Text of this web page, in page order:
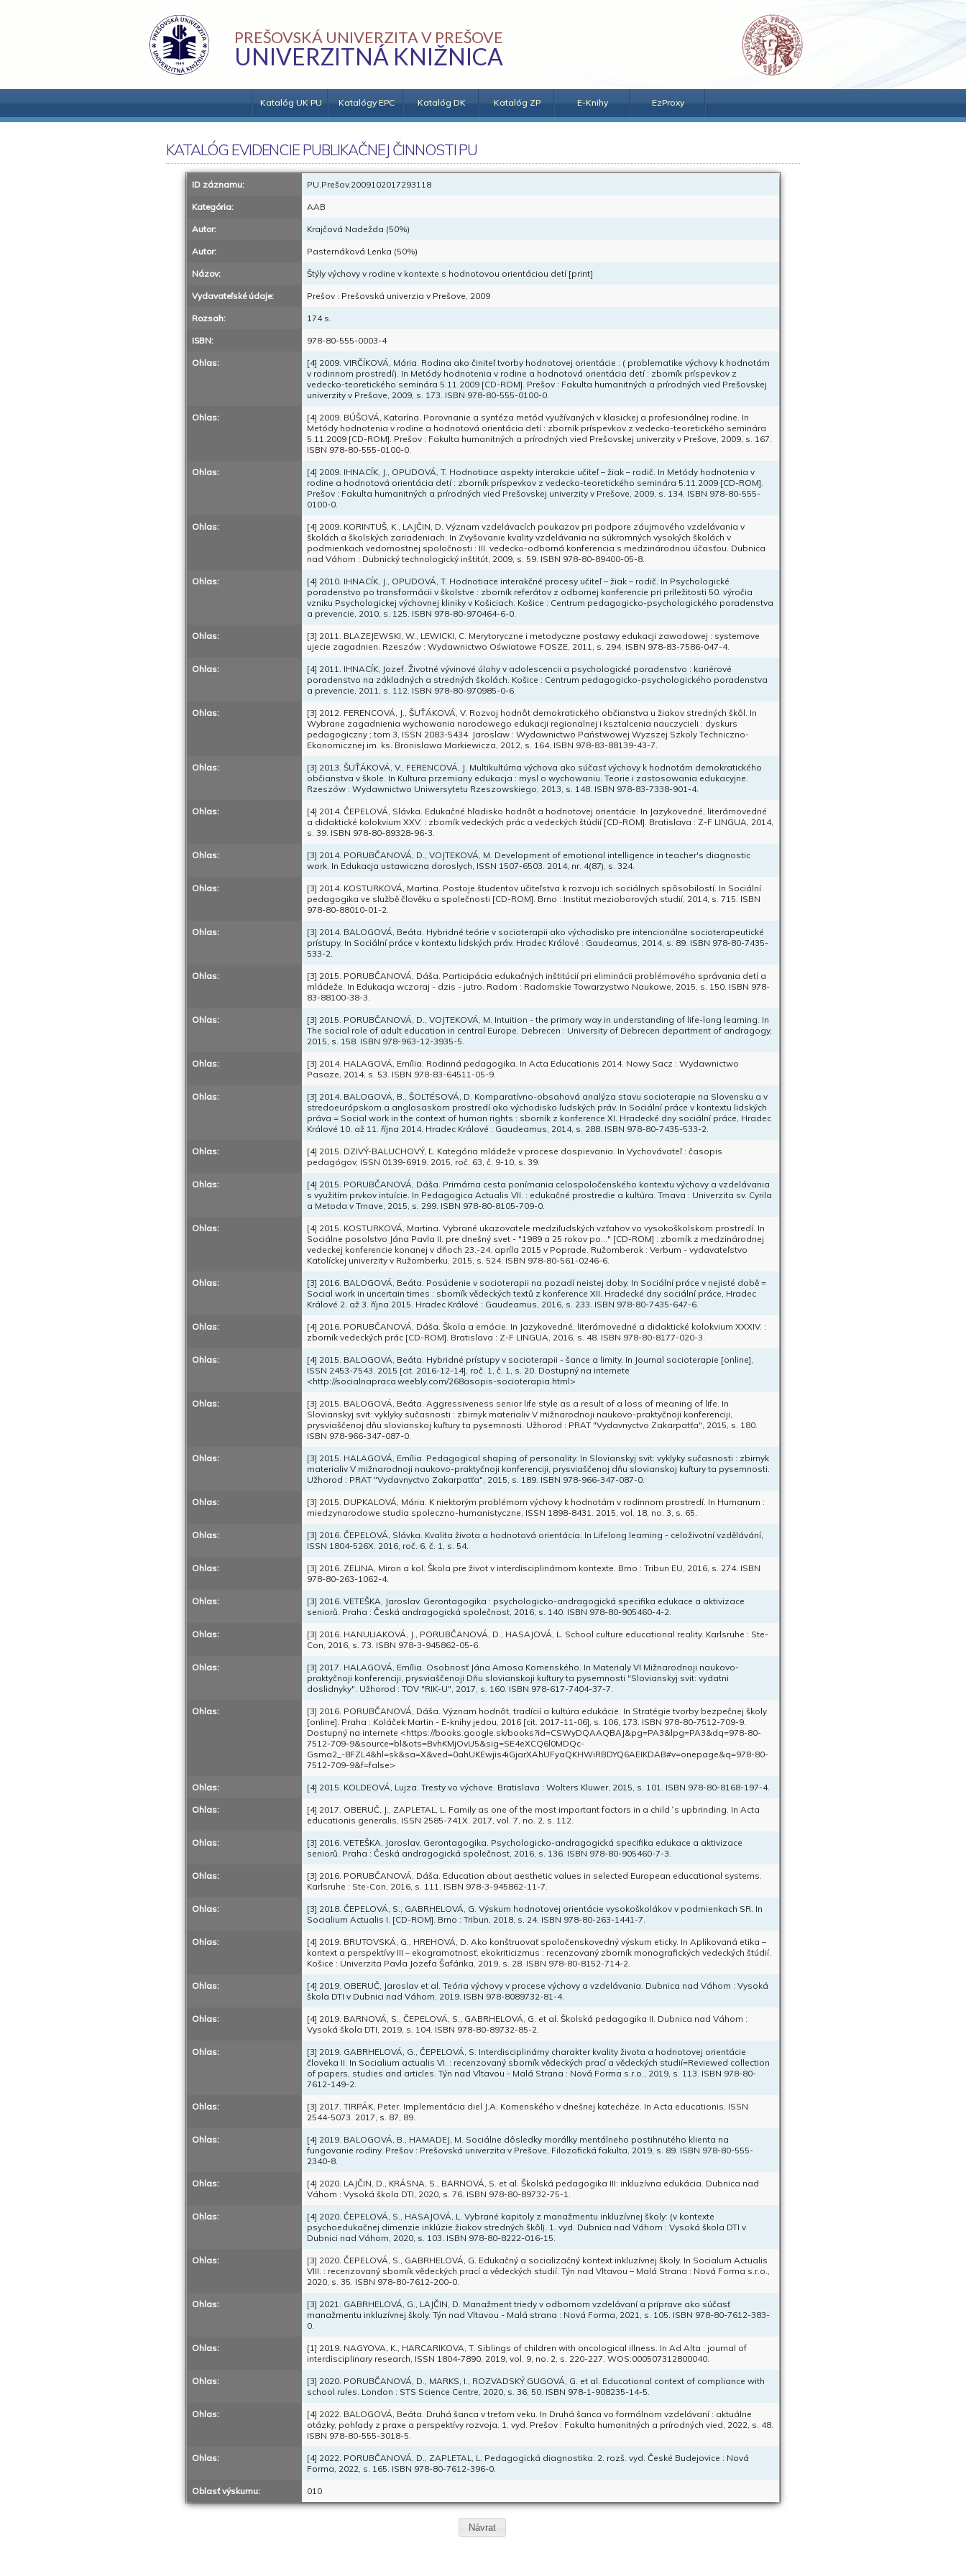
PREŠOVSKÁ UNIVERZITA V PREŠOVE
UNIVERZITNÁ KNIŽNICA
Katalóg UK PU Katalógy EPC Katalóg DK Katalóg ZP E-Knihy EzProxy
KATALÓG EVIDENCIE PUBLIKAČNEJ ČINNOSTI PU
ID záznamu: PU.Prešov.2009102017293118
Kategória: AAB
Autor: Krajčová Nadežda (50%)
Autor: Pasternáková Lenka (50%)
Názov: Štýly výchovy v rodine v kontexte s hodnotovou orientáciou detí [print]
Vydavateľské údaje: Prešov : Prešovská univerzia v Prešove, 2009
Rozsah: 174 s.
ISBN: 978-80-555-0003-4
Ohlas:
[4] 2009. VIRČÍKOVÁ, Mária. Rodina ako činiteľ tvorby hodnotovej orientácie : ( problematike výchovy k hodnotám
v rodinnom prostredí). In Metódy hodnotenia v rodine a hodnotová orientácia detí : zborník príspevkov z
vedecko-teoretického seminára 5.11.2009 [CD-ROM]. Prešov : Fakulta humanitných a prírodných vied Prešovskej
univerzity v Prešove, 2009, s. 173. ISBN 978-80-555-0100-0.
Ohlas:
[4] 2009. BÚŠOVÁ, Katarína. Porovnanie a syntéza metód využívaných v klasickej a profesionálnej rodine. In
Metódy hodnotenia v rodine a hodnotová orientácia detí : zborník príspevkov z vedecko-teoretického seminára
5.11.2009 [CD-ROM]. Prešov : Fakulta humanitných a prírodných vied Prešovskej univerzity v Prešove, 2009, s. 167.
ISBN 978-80-555-0100-0.
Ohlas:
[4] 2009. IHNACÍK, J., OPUDOVÁ, T. Hodnotiace aspekty interakcie učiteľ – žiak – rodič. In Metódy hodnotenia v
rodine a hodnotová orientácia detí : zborník príspevkov z vedecko-teoretického seminára 5.11.2009 [CD-ROM].
Prešov : Fakulta humanitných a prírodných vied Prešovskej univerzity v Prešove, 2009, s. 134. ISBN 978-80-555-
0100-0.
Ohlas:
[4] 2009. KORINTUŠ, K., LAJČIN, D. Význam vzdelávacích poukazov pri podpore záujmového vzdelávania v
školách a školských zariadeniach. In Zvyšovanie kvality vzdelávania na súkromných vysokých školách v
podmienkach vedomostnej spoločnosti : III. vedecko-odborná konferencia s medzinárodnou účasťou. Dubnica
nad Váhom : Dubnický technologický inštitút, 2009, s. 59. ISBN 978-80-89400-05-8.
Ohlas:
[4] 2010. IHNACÍK, J., OPUDOVÁ, T. Hodnotiace interakčné procesy učiteľ – žiak – rodič. In Psychologické
poradenstvo po transformácii v školstve : zborník referátov z odbornej konferencie pri príležitosti 50. výročia
vzniku Psychologickej výchovnej kliniky v Košiciach. Košice : Centrum pedagogicko-psychologického poradenstva
a prevencie, 2010, s. 125. ISBN 978-80-970464-6-0.
Ohlas:
[3] 2011. BLAZEJEWSKI, W., LEWICKI, C. Merytoryczne i metodyczne postawy edukacji zawodowej : systemove
ujecie zagadnien. Rzeszów : Wydawnictwo Oświatowe FOSZE, 2011, s. 294. ISBN 978-83-7586-047-4.
Ohlas:
[4] 2011. IHNACÍK, Jozef. Životné vývinové úlohy v adolescencii a psychologické poradenstvo : kariérové
poradenstvo na základných a stredných školách. Košice : Centrum pedagogicko-psychologického poradenstva
a prevencie, 2011, s. 112. ISBN 978-80-970985-0-6.
Ohlas:
[3] 2012. FERENCOVÁ, J., ŠUŤÁKOVÁ, V. Rozvoj hodnôt demokratického občianstva u žiakov stredných škôl. In
Wybrane zagadnienia wychowania narodowego edukacji regionalnej i ksztalcenia nauczycieli : dyskurs
pedagogiczny ; tom 3, ISSN 2083-5434. Jaroslaw : Wydawnictwo Państwowej Wyzszej Szkoly Techniczno-
Ekonomicznej im. ks. Bronislawa Markiewicza, 2012, s. 164. ISBN 978-83-88139-43-7.
Ohlas:
[3] 2013. ŠUŤÁKOVÁ, V., FERENCOVÁ, J. Multikultúrna výchova ako súčasť výchovy k hodnotám demokratického
občianstva v škole. In Kultura przemiany edukacja : mysl o wychowaniu. Teorie i zastosowania edukacyjne.
Rzeszów : Wydawnictwo Uniwersytetu Rzeszowskiego, 2013, s. 148. ISBN 978-83-7338-901-4.
Ohlas:
[4] 2014. ČEPELOVÁ, Slávka. Edukačné hľadisko hodnôt a hodnotovej orientácie. In Jazykovedné, literárnovedné
a didaktické kolokvium XXV. : zborník vedeckých prác a vedeckých štúdií [CD-ROM]. Bratislava : Z-F LINGUA, 2014,
s. 39. ISBN 978-80-89328-96-3.
Ohlas:
[3] 2014. PORUBČANOVÁ, D., VOJTEKOVÁ, M. Development of emotional intelligence in teacher's diagnostic
work. In Edukacja ustawiczna doroslych, ISSN 1507-6503. 2014, nr. 4(87), s. 324.
Ohlas:
[3] 2014. KOSTURKOVÁ, Martina. Postoje študentov učiteľstva k rozvoju ich sociálnych spôsobilostí. In Sociální
pedagogika ve službě člověku a společnosti [CD-ROM]. Brno : Institut mezioborových studií, 2014, s. 715. ISBN
978-80-88010-01-2.
Ohlas:
[3] 2014. BALOGOVÁ, Beáta. Hybridné teórie v socioterapii ako východisko pre intencionálne socioterapeutické
prístupy. In Sociální práce v kontextu lidských práv. Hradec Králové : Gaudeamus, 2014, s. 89. ISBN 978-80-7435-
533-2.
Ohlas:
[3] 2015. PORUBČANOVÁ, Dáša. Participácia edukačných inštitúcií pri eliminácii problémového správania detí a
mládeže. In Edukacja wczoraj - dzis - jutro. Radom : Radomskie Towarzystwo Naukowe, 2015, s. 150. ISBN 978-
83-88100-38-3.
Ohlas:
[3] 2015. PORUBČANOVÁ, D., VOJTEKOVÁ, M. Intuition - the primary way in understanding of life-long learning. In
The social role of adult education in central Europe. Debrecen : University of Debrecen department of andragogy,
2015, s. 158. ISBN 978-963-12-3935-5.
Ohlas:
[3] 2014. HALAGOVÁ, Emília. Rodinná pedagogika. In Acta Educationis 2014. Nowy Sacz : Wydawnictwo
Pasaze, 2014, s. 53. ISBN 978-83-64511-05-9.
Ohlas:
[3] 2014. BALOGOVÁ, B., ŠOLTÉSOVÁ, D. Komparatívno-obsahová analýza stavu socioterapie na Slovensku a v
stredoeurópskom a anglosaskom prostredí ako východisko ľudských práv. In Sociální práce v kontextu lidských
práva = Social work in the context of human rights : sborník z konference XI. Hradecké dny sociální práce, Hradec
Králové 10. až 11. října 2014. Hradec Králové : Gaudeamus, 2014, s. 288. ISBN 978-80-7435-533-2.
Ohlas:
[4] 2015. DZIVÝ-BALUCHOVÝ, Ľ. Kategória mládeže v procese dospievania. In Vychovávateľ : časopis
pedagógov, ISSN 0139-6919. 2015, roč. 63, č. 9-10, s. 39.
Ohlas:
[4] 2015. PORUBČANOVÁ, Dáša. Primárna cesta ponímania celospoločenského kontextu výchovy a vzdelávania
s využitím prvkov intuície. In Pedagogica Actualis VII. : edukačné prostredie a kultúra. Trnava : Univerzita sv. Cyrila
a Metoda v Trnave, 2015, s. 299. ISBN 978-80-8105-709-0.
Ohlas:
[4] 2015. KOSTURKOVÁ, Martina. Vybrané ukazovatele medziľudských vzťahov vo vysokoškolskom prostredí. In
Sociálne posolstvo Jána Pavla II. pre dnešný svet - "1989 a 25 rokov po..." [CD-ROM] : zborník z medzinárodnej
vedeckej konferencie konanej v dňoch 23.-24. apríla 2015 v Poprade. Ružomberok : Verbum - vydavateľstvo
Katolíckej univerzity v Ružomberku, 2015, s. 524. ISBN 978-80-561-0246-6.
Ohlas:
[3] 2016. BALOGOVÁ, Beáta. Posúdenie v socioterapii na pozadí neistej doby. In Sociální práce v nejisté době =
Social work in uncertain times : sborník vědeckých textů z konference XII. Hradecké dny sociální práce, Hradec
Králové 2. až 3. října 2015. Hradec Králové : Gaudeamus, 2016, s. 233. ISBN 978-80-7435-647-6.
Ohlas:
[4] 2016. PORUBČANOVÁ, Dáša. Škola a emócie. In Jazykovedné, literárnovedné a didaktické kolokvium XXXIV. :
zborník vedeckých prác [CD-ROM]. Bratislava : Z-F LINGUA, 2016, s. 48. ISBN 978-80-8177-020-3.
Ohlas:
[4] 2015. BALOGOVÁ, Beáta. Hybridné prístupy v socioterapii - šance a limity. In Journal socioterapie [online],
ISSN 2453-7543. 2015 [cit. 2016-12-14], roč. 1, č. 1, s. 20. Dostupný na internete
<http://socialnapraca.weebly.com/268asopis-socioterapia.html>
Ohlas:
[3] 2015. BALOGOVÁ, Beáta. Aggressiveness senior life style as a result of a loss of meaning of life. In
Slovianskyj svit: vyklyky sučasnosti : zbirnyk materialiv V mižnarodnoji naukovo-praktyčnoji konferenciji,
prysviaščenoj dňu slovianskoj kuľtury ta pysemnosti. Užhorod : PRAT "Vydavnyctvo Zakarpatťa", 2015, s. 180.
ISBN 978-966-347-087-0.
Ohlas:
[3] 2015. HALAGOVÁ, Emília. Pedagogical shaping of personality. In Slovianskyj svit: vyklyky sučasnosti : zbirnyk
materialiv V mižnarodnoji naukovo-praktyčnoji konferenciji, prysviaščenoj dňu slovianskoj kuľtury ta pysemnosti.
Užhorod : PRAT "Vydavnyctvo Zakarpatťa", 2015, s. 189. ISBN 978-966-347-087-0.
Ohlas:
[3] 2015. DUPKALOVÁ, Mária. K niektorým problémom výchovy k hodnotám v rodinnom prostredí. In Humanum :
miedzynarodowe studia spoleczno-humanistyczne, ISSN 1898-8431. 2015, vol. 18, no. 3, s. 65.
Ohlas:
[3] 2016. ČEPELOVÁ, Slávka. Kvalita života a hodnotová orientácia. In Lifelong learning - celoživotní vzdělávání,
ISSN 1804-526X. 2016, roč. 6, č. 1, s. 54.
Ohlas:
[3] 2016. ZELINA, Miron a kol. Škola pre život v interdisciplinárnom kontexte. Brno : Tribun EU, 2016, s. 274. ISBN
978-80-263-1062-4.
Ohlas:
[3] 2016. VETEŠKA, Jaroslav. Gerontagogika : psychologicko-andragogická specifika edukace a aktivizace
seniorů. Praha : Česká andragogická společnost, 2016, s. 140. ISBN 978-80-905460-4-2.
Ohlas:
[3] 2016. HANULIAKOVÁ, J., PORUBČANOVÁ, D., HASAJOVÁ, L. School culture educational reality. Karlsruhe : Ste-
Con, 2016, s. 73. ISBN 978-3-945862-05-6.
Ohlas:
[3] 2017. HALAGOVÁ, Emília. Osobnosť Jána Amosa Komenského. In Materialy VI Mižnarodnoji naukovo-
praktyčnoji konferenciji, prysviaščenoji Dňu slovianskoji kuľtury ta pysemnosti "Slovianskyj svit: vydatni
doslidnyky". Užhorod : TOV "RIK-U", 2017, s. 160. ISBN 978-617-7404-37-7.
Ohlas:
[3] 2016. PORUBČANOVÁ, Dáša. Význam hodnôt, tradícií a kultúra edukácie. In Stratégie tvorby bezpečnej školy
[online]. Praha : Koláček Martin - E-knihy jedou, 2016 [cit. 2017-11-06], s. 106, 173. ISBN 978-80-7512-709-9.
Dostupný na internete <https://books.google.sk/books?id=CSWyDQAAQBAJ&pg=PA3&lpg=PA3&dq=978-80-
7512-709-9&source=bl&ots=BvhKMjOvU5&sig=SE4eXCQ6l0MDQc-
Gsma2_-8FZL4&hl=sk&sa=X&ved=0ahUKEwjis4iGjarXAhUFyaQKHWiRBDYQ6AEIKDAB#v=onepage&q=978-80-
7512-709-9&f=false>
Ohlas: [4] 2015. KOLDEOVÁ, Lujza. Tresty vo výchove. Bratislava : Wolters Kluwer, 2015, s. 101. ISBN 978-80-8168-197-4.
Ohlas:
[4] 2017. OBERUČ, J., ZAPLETAL, L. Family as one of the most important factors in a child´s upbrinding. In Acta
educationis generalis, ISSN 2585-741X. 2017, vol. 7, no. 2, s. 112.
Ohlas:
[3] 2016. VETEŠKA, Jaroslav. Gerontagogika. Psychologicko-andragogická specifika edukace a aktivizace
seniorů. Praha : Česká andragogická společnost, 2016, s. 136. ISBN 978-80-905460-7-3.
Ohlas:
[3] 2016. PORUBČANOVÁ, Dáša. Education about aesthetic values in selected European educational systems.
Karlsruhe : Ste-Con, 2016, s. 111. ISBN 978-3-945862-11-7.
Ohlas:
[3] 2018. ČEPELOVÁ, S., GABRHELOVÁ, G. Výskum hodnotovej orientácie vysokoškolákov v podmienkach SR. In
Socialium Actualis I. [CD-ROM]. Brno : Tribun, 2018, s. 24. ISBN 978-80-263-1441-7.
Ohlas:
[4] 2019. BRUTOVSKÁ, G., HREHOVÁ, D. Ako konštruovať spoločenskovedný výskum eticky. In Aplikovaná etika –
kontext a perspektívy III – ekogramotnosť, ekokriticizmus : recenzovaný zborník monografických vedeckých štúdií.
Košice : Univerzita Pavla Jozefa Šafárika, 2019, s. 28. ISBN 978-80-8152-714-2.
Ohlas:
[4] 2019. OBERUČ, Jaroslav et al. Teória výchovy v procese výchovy a vzdelávania. Dubnica nad Váhom : Vysoká
škola DTI v Dubnici nad Váhom, 2019. ISBN 978-8089732-81-4.
Ohlas:
[4] 2019. BARNOVÁ, S., ČEPELOVÁ, S., GABRHELOVÁ, G. et al. Školská pedagogika II. Dubnica nad Váhom :
Vysoká škola DTI, 2019, s. 104. ISBN 978-80-89732-85-2.
Ohlas:
[3] 2019. GABRHELOVÁ, G., ČEPELOVÁ, S. Interdisciplinárny charakter kvality života a hodnotovej orientácie
človeka II. In Socialium actualis VI. : recenzovaný sborník vědeckých prací a vědeckých studií=Reviewed collection
of papers, studies and articles. Týn nad Vltavou - Malá Strana : Nová Forma s.r.o., 2019, s. 113. ISBN 978-80-
7612-149-2.
Ohlas:
[3] 2017. TIRPÁK, Peter. Implementácia diel J.A. Komenského v dnešnej katechéze. In Acta educationis, ISSN
2544-5073. 2017, s. 87, 89.
Ohlas:
[4] 2019. BALOGOVÁ, B., HAMADEJ, M. Sociálne dôsledky morálky mentálneho postihnutého klienta na
fungovanie rodiny. Prešov : Prešovská univerzita v Prešove, Filozofická fakulta, 2019, s. 89. ISBN 978-80-555-
2340-8.
Ohlas:
[4] 2020. LAJČIN, D., KRÁSNA, S., BARNOVÁ, S. et al. Školská pedagogika III: inkluzívna edukácia. Dubnica nad
Váhom : Vysoká škola DTI, 2020, s. 76. ISBN 978-80-89732-75-1.
Ohlas:
[4] 2020. ČEPELOVÁ, S., HASAJOVÁ, L. Vybrané kapitoly z manažmentu inkluzívnej školy: (v kontexte
psychoedukačnej dimenzie inklúzie žiakov stredných škôl). 1. vyd. Dubnica nad Váhom : Vysoká škola DTI v
Dubnici nad Váhom, 2020, s. 103. ISBN 978-80-8222-016-15.
Ohlas:
[3] 2020. ČEPELOVÁ, S., GABRHELOVÁ, G. Edukačný a socializačný kontext inkluzívnej školy. In Socialum Actualis
VIII. : recenzovaný sborník vědeckých prací a vědeckých studií. Týn nad Vltavou – Malá Strana : Nová Forma s.r.o.,
2020, s. 35. ISBN 978-80-7612-200-0.
Ohlas:
[3] 2021. GABRHELOVÁ, G., LAJČIN, D. Manažment triedy v odbornom vzdelávaní a príprave ako súčasť
manažmentu inkluzívnej školy. Týn nad Vltavou - Malá strana : Nová Forma, 2021, s. 105. ISBN 978-80-7612-383-
0.
Ohlas:
[1] 2019. NAGYOVA, K., HARCARIKOVA, T. Siblings of children with oncological illness. In Ad Alta : journal of
interdisciplinary research, ISSN 1804-7890. 2019, vol. 9, no. 2, s. 220-227. WOS:000507312800040.
Ohlas:
[3] 2020. PORUBČANOVÁ, D., MARKS, I., ROZVADSKÝ GUGOVÁ, G. et al. Educational context of compliance with
school rules. London : STS Science Centre, 2020, s. 36, 50. ISBN 978-1-908235-14-5.
Ohlas:
[4] 2022. BALOGOVÁ, Beáta. Druhá šanca v treťom veku. In Druhá šanca vo formálnom vzdelávaní : aktuálne
otázky, pohľady z praxe a perspektívy rozvoja. 1. vyd. Prešov : Fakulta humanitných a prírodných vied, 2022, s. 48.
ISBN 978-80-555-3018-5.
Ohlas:
[4] 2022. PORUBČANOVÁ, D., ZAPLETAL, L. Pedagogická diagnostika. 2. rozš. vyd. České Budejovice : Nová
Forma, 2022, s. 165. ISBN 978-80-7612-396-0.
Oblasť výskumu: 010